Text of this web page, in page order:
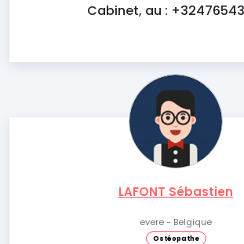
Cabinet, au :
LAFONT Sébastien
evere - Belgique
Ostéopathe